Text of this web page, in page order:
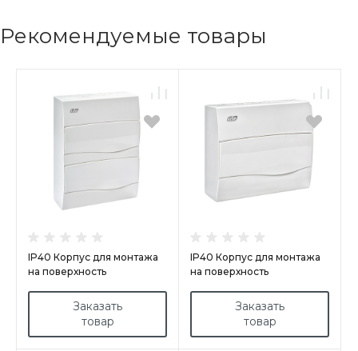
Рекомендуемые товары
IP40 Корпус для монтажа
на поверхность
Заказать
товар
IP40 Корпус для монтажа
на поверхность
Заказать
товар